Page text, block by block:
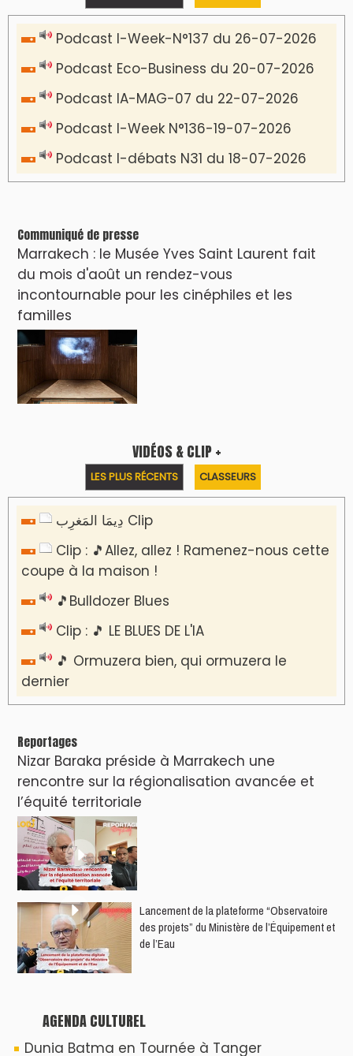
Podcast I-Week-N°137 du 26-07-2026
Podcast Eco-Business du 20-07-2026
Podcast IA-MAG-07 du 22-07-2026
Podcast I-Week N°136-19-07-2026
Podcast I-débats N31 du 18-07-2026
Communiqué de presse
Marrakech : le Musée Yves Saint Laurent fait
du mois d'août un rendez-vous
incontournable pour les cinéphiles et les
familles
VIDÉOS & CLIP +
LES PLUS RÉCENTS CLASSEURS
دِيمَا المَغرِب Clip
Clip : 🎵Allez, allez ! Ramenez-nous cette
coupe à la maison !
🎵Bulldozer Blues
Clip : 🎵 LE BLUES DE L'IA
🎵 Ormuzera bien, qui ormuzera le
dernier
Reportages
Nizar Baraka préside à Marrakech une
rencontre sur la régionalisation avancée et
l’équité territoriale
​Lancement de la plateforme “Observatoire
des projets” du Ministère de l’Équipement et
de l’Eau
AGENDA CULTUREL
Dunia Batma en Tournée à Tanger